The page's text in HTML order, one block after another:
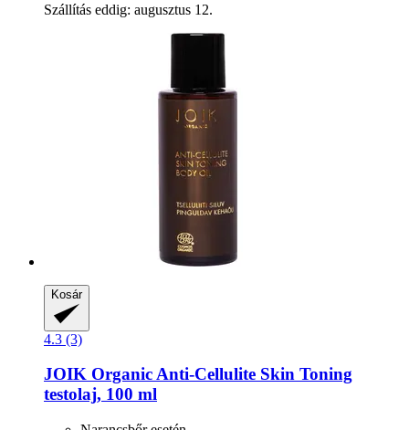
Szállítás eddig: augusztus 12.
Kosár
4.3 (3)
JOIK OrganicAnti-​Cellulite Skin Toning
testolaj, 100 ml